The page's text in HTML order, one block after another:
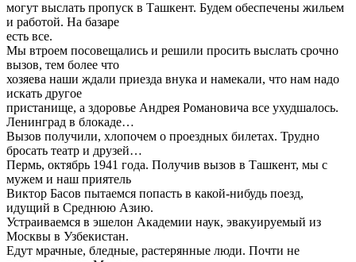
могут выслать пропуск в Ташкент. Будем обеспечены жильем
и работой. На базаре
есть все.
Мы втроем посовещались и решили просить выслать срочно
вызов, тем более что
хозяева наши ждали приезда внука и намекали, что нам надо
искать другое
пристанище, а здоровье Андрея Романовича все ухудшалось.
Ленинград в блокаде…
Вызов получили, хлопочем о проездных билетах. Трудно
бросать театр и друзей…
Пермь, октябрь 1941 года. Получив вызов в Ташкент, мы с
мужем и наш приятель
Виктор Басов пытаемся попасть в какой-нибудь поезд,
идущий в Среднюю Азию.
Устраиваемся в эшелон Академии наук, эвакуируемый из
Москвы в Узбекистан.
Едут мрачные, бледные, растерянные люди. Почти не